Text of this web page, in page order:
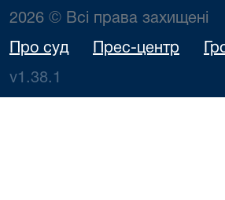
2026 © Всі права захищені
Про суд Прес-центр
v1.38.1